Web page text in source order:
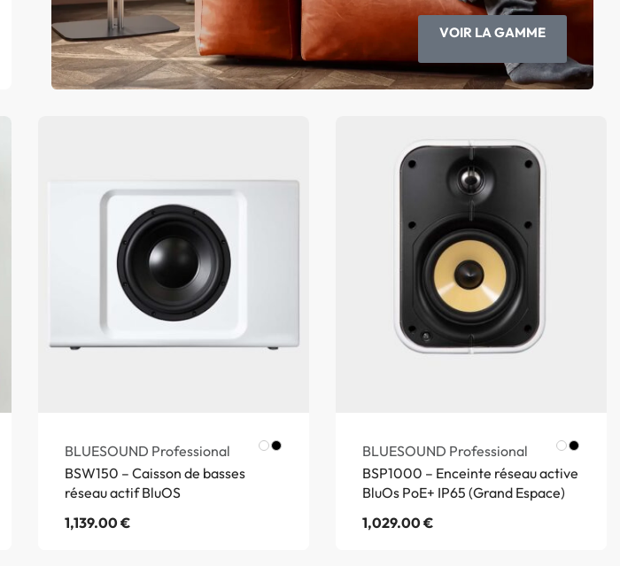
VOIR LA GAMME
BLUESOUND Professional
BSW150 – Caisson de basses
réseau actif BluOS
1,139.00€
BLUESOUND Professional
BSP1000 – Enceinte réseau active
BluOs PoE+ IP65 (Grand Espace)
1,029.00€